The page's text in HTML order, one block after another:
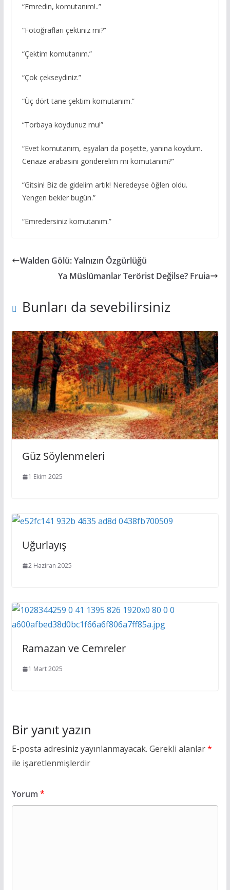
“Emredin, komutanım!..”
“Fotoğrafları çektiniz mi?”
“Çektim komutanım.”
“Çok çekseydiniz.”
“Üç dört tane çektim komutanım.”
“Torbaya koydunuz mu!”
“Evet komutanım, eşyaları da poşette, yanına koydum.
Cenaze arabasını gönderelim mi komutanım?”
“Gitsin! Biz de gidelim artık! Neredeyse öğlen oldu.
Yengen bekler bugün.”
“Emredersiniz komutanım.”
Walden Gölü: Yalnızın Özgürlüğü
Ya Müslümanlar Terörist Değilse? Fruia
Bunları da sevebilirsiniz
Güz Söylenmeleri
1 Ekim 2025
Uğurlayış
2 Haziran 2025
Ramazan ve Cemreler
1 Mart 2025
Bir yanıt yazın
E-posta adresiniz yayınlanmayacak. Gerekli alanlar*
ile işaretlenmişlerdir
Yorum *